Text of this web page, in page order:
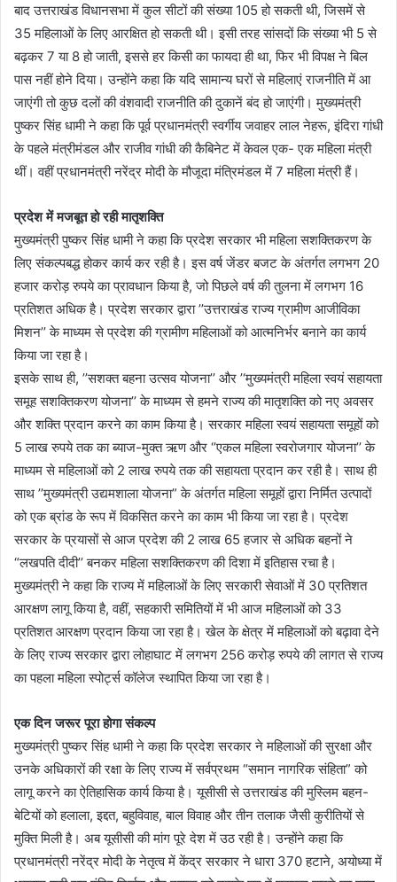
बाद उत्तराखंड विधानसभा में कुल सीटों की संख्या 105 हो सकती थी, जिसमें से
35 महिलाओं के लिए आरक्षित हो सकती थी। इसी तरह सांसदों कि संख्या भी 5 से
बढ़कर 7 या 8 हो जाती, इससे हर किसी का फायदा ही था, फिर भी विपक्ष ने बिल
पास नहीं होने दिया। उन्होंने कहा कि यदि सामान्य घरों से महिलाएं राजनीति में आ
जाएंगी तो कुछ दलों की वंशवादी राजनीति की दुकानें बंद हो जाएंगी। मुख्यमंत्री
पुष्कर सिंह धामी ने कहा कि पूर्व प्रधानमंत्री स्वर्गीय जवाहर लाल नेहरू, इंदिरा गांधी
के पहले मंत्रीमंडल और राजीव गांधी की कैबिनेट में केवल एक- एक महिला मंत्री
थीं। वहीं प्रधानमंत्री नरेंद्र मोदी के मौजूदा मंत्रिमंडल में 7 महिला मंत्री हैं।
प्रदेश में मजबूत हो रही मातृशक्ति
मुख्यमंत्री पुष्कर सिंह धामी ने कहा कि प्रदेश सरकार भी महिला सशक्तिकरण के
लिए संकल्पबद्ध होकर कार्य कर रही है। इस वर्ष जेंडर बजट के अंतर्गत लगभग 20
हजार करोड़ रुपये का प्रावधान किया है, जो पिछले वर्ष की तुलना में लगभग 16
प्रतिशत अधिक है। प्रदेश सरकार द्वारा ’’उत्तराखंड राज्य ग्रामीण आजीविका
मिशन’’ के माध्यम से प्रदेश की ग्रामीण महिलाओं को आत्मनिर्भर बनाने का कार्य
किया जा रहा है।
इसके साथ ही, ’’सशक्त बहना उत्सव योजना’’ और ’‘मुख्यमंत्री महिला स्वयं सहायता
समूह सशक्तिकरण योजना’’ के माध्यम से हमने राज्य की मातृशक्ति को नए अवसर
और शक्ति प्रदान करने का काम किया है। सरकार महिला स्वयं सहायता समूहों को
5 लाख रुपये तक का ब्याज-मुक्त ऋण और ‘’एकल महिला स्वरोजगार योजना’’ के
माध्यम से महिलाओं को 2 लाख रुपये तक की सहायता प्रदान कर रही है। साथ ही
साथ ’’मुख्यमंत्री उद्यमशाला योजना” के अंतर्गत महिला समूहों द्वारा निर्मित उत्पादों
को एक ब्रांड के रूप में विकसित करने का काम भी किया जा रहा है। प्रदेश
सरकार के प्रयासों से आज प्रदेश की 2 लाख 65 हजार से अधिक बहनों ने
“लखपति दीदी’’ बनकर महिला सशक्तिकरण की दिशा में इतिहास रचा है।
मुख्यमंत्री ने कहा कि राज्य में महिलाओं के लिए सरकारी सेवाओं में 30 प्रतिशत
आरक्षण लागू किया है, वहीं, सहकारी समितियों में भी आज महिलाओं को 33
प्रतिशत आरक्षण प्रदान किया जा रहा है। खेल के क्षेत्र में महिलाओं को बढ़ावा देने
के लिए राज्य सरकार द्वारा लोहाघाट में लगभग 256 करोड़ रुपये की लागत से राज्य
का पहला महिला स्पोर्ट्स कॉलेज स्थापित किया जा रहा है।
एक दिन जरूर पूरा होगा संकल्प
मुख्यमंत्री पुष्कर सिंह धामी ने कहा कि प्रदेश सरकार ने महिलाओं की सुरक्षा और
उनके अधिकारों की रक्षा के लिए राज्य में सर्वप्रथम “समान नागरिक संहिता” को
लागू करने का ऐतिहासिक कार्य किया है। यूसीसी से उत्तराखंड की मुस्लिम बहन-
बेटियों को हलाला, इद्दत, बहुविवाह, बाल विवाह और तीन तलाक जैसी कुरीतियों से
मुक्ति मिली है। अब यूसीसी की मांग पूरे देश में उठ रही है। उन्होंने कहा कि
प्रधानमंत्री नरेंद्र मोदी के नेतृत्व में केंद्र सरकार ने धारा 370 हटाने, अयोध्या में